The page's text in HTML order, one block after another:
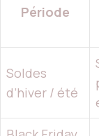
Période
Soldes
d’hiver / été